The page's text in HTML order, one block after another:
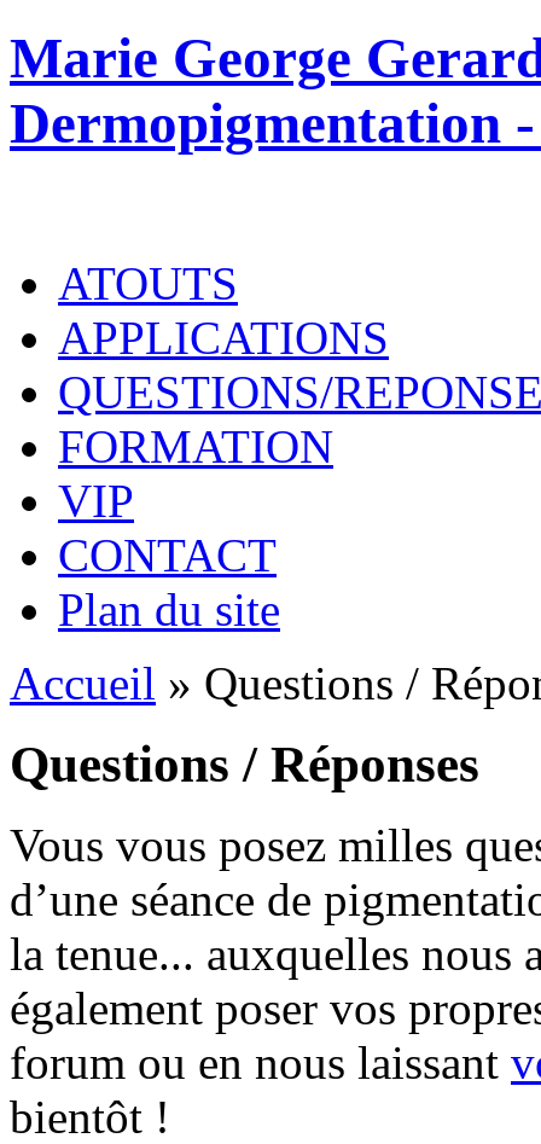
Marie George
Dermopigmentation
ATOUTS
APPLICATIONS
QUESTIONS/
FORMATION
VIP
CONTACT
Plan du site
Accueil » Questions /
Questions / Réponses
Vous vous posez milles
d’une séance de
la tenue... auxquelles nous
également poser vos
forum ou en nous laissant
bientôt !